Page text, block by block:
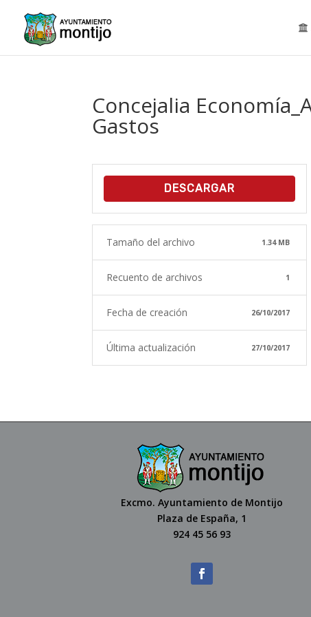
Concejalia
Gastos
DESCARGAR
Tamaño del archivo 1.34 MB
Recuento de archivos 1
Fecha de creación 26/10/2017
Última actualización 27/10/2017
Excmo. Ayuntamiento de Montijo
Plaza de España, 1
924 45 56 93